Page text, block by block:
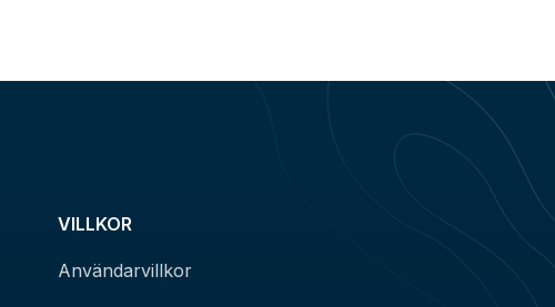
VILLKOR
Användarvillkor